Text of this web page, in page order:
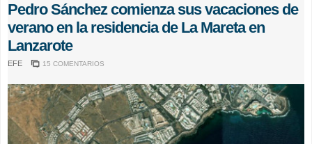
Pedro Sánchez comienza sus vacaciones de
verano en la residencia de La Mareta en
Lanzarote
EFE 15 COMENTARIOS